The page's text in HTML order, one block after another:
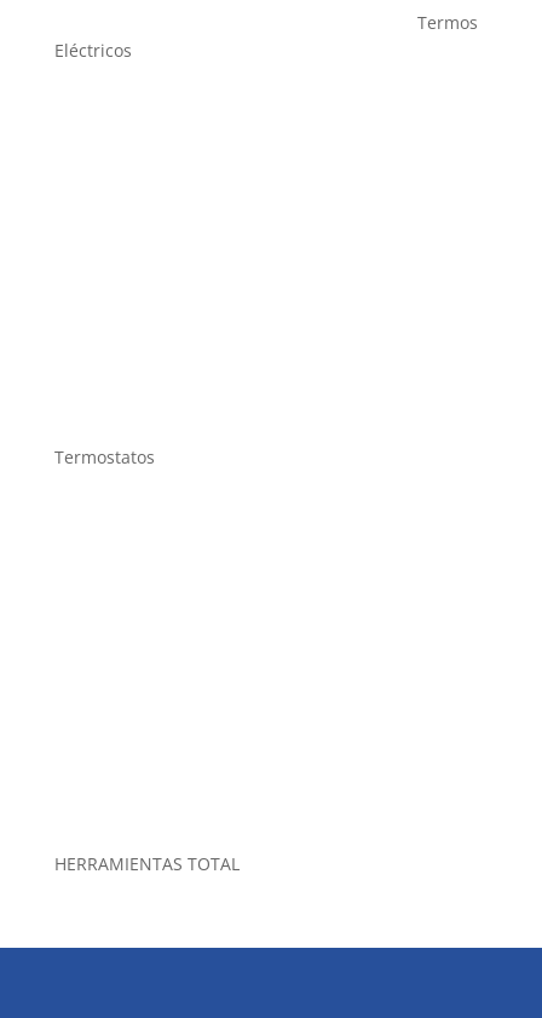
Termos
Eléctricos
Termostatos
HERRAMIENTAS TOTAL